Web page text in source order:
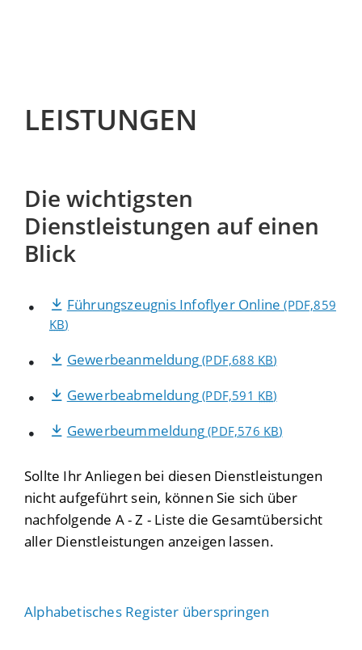
LEISTUNGEN
Die wichtigsten
Dienstleistungen auf einen
Blick
Führungszeugnis Infoflyer Online (PDF,859
KB)
Gewerbeanmeldung(PDF,688 KB)
Gewerbeabmeldung(PDF,591 KB)
Gewerbeummeldung(PDF,576 KB)
Sollte Ihr Anliegen bei diesen Dienstleistungen
nicht aufgeführt sein, können Sie sich über
nachfolgende A - Z - Liste die Gesamtübersicht
aller Dienstleistungen anzeigen lassen.
Alphabetisches Register überspringen